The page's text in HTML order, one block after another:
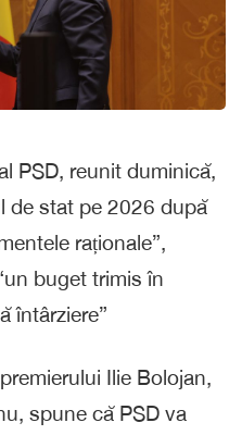
PSD, reunit duminică,
de stat pe 2026 după
raționale”,
buget trimis în
întârziere”
Ilie Bolojan,
spune că PSD va